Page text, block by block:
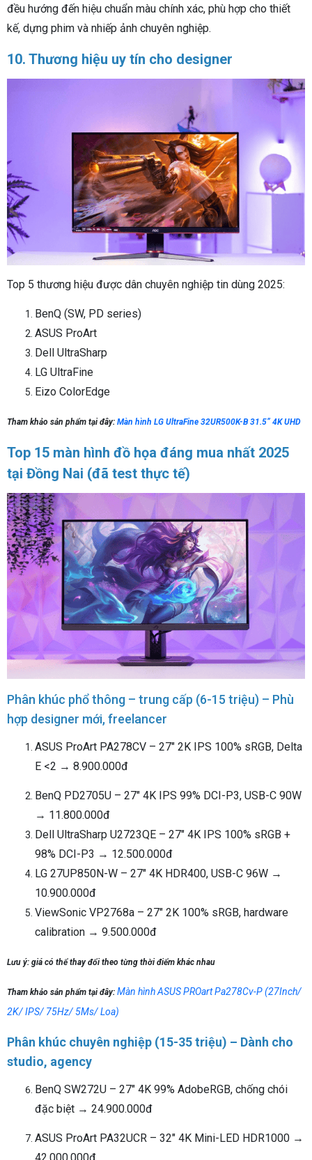
đều hướng đến hiệu chuẩn màu chính xác, phù hợp cho thiết
kế, dựng phim và nhiếp ảnh chuyên nghiệp.
10. Thương hiệu uy tín cho designer
Top 5 thương hiệu được dân chuyên nghiệp tin dùng 2025:
BenQ (SW, PD series)
ASUS ProArt
Dell UltraSharp
LG UltraFine
Eizo ColorEdge
Tham khảo sản phẩm tại đây: Màn hình LG UltraFine 32UR500K-B 31.5” 4K UHD
Top 15 màn hình đồ họa đáng mua nhất 2025
tại Đồng Nai (đã test thực tế)
Phân khúc phổ thông – trung cấp (6-15 triệu) – Phù
hợp designer mới, freelancer
ASUS ProArt PA278CV – 27" 2K IPS 100% sRGB, Delta
E <2 → 8.900.000đ
BenQ PD2705U – 27" 4K IPS 99% DCI-P3, USB-C 90W
→ 11.800.000đ
Dell UltraSharp U2723QE – 27" 4K IPS 100% sRGB +
98% DCI-P3 → 12.500.000đ
LG 27UP850N-W – 27" 4K HDR400, USB-C 96W →
10.900.000đ
ViewSonic VP2768a – 27" 2K 100% sRGB, hardware
calibration → 9.500.000đ
Lưu ý: giá có thể thay đổi theo từng thời điểm khác nhau
Tham khảo sản phẩm tại đây: Màn hình ASUS PROart Pa278Cv-P (27Inch/
2K/ IPS/ 75Hz/ 5Ms/ Loa)
Phân khúc chuyên nghiệp (15-35 triệu) – Dành cho
studio, agency
BenQ SW272U – 27" 4K 99% AdobeRGB, chống chói
đặc biệt → 24.900.000đ
ASUS ProArt PA32UCR – 32" 4K Mini-LED HDR1000 →